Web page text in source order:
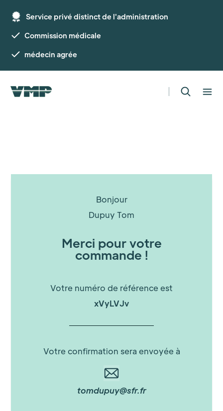
Service privé distinct de l'administration
Commission médicale
médecin agrée
Bonjour
Dupuy Tom
Merci pour votre
commande !
Votre numéro de référence est
xVyLVJv
Votre confirmation sera envoyée à
tomdupuy@sfr.fr